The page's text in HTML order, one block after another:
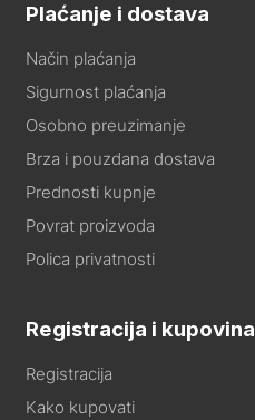
Plaćanje i dostava
Način plaćanja
Sigurnost plaćanja
Osobno preuzimanje
Brza i pouzdana dostava
Prednosti kupnje
Povrat proizvoda
Polica privatnosti
Registracija i kupovina
Registracija
Kako kupovati